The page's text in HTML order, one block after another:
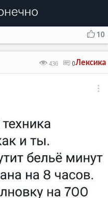
10
Лексика
436 0